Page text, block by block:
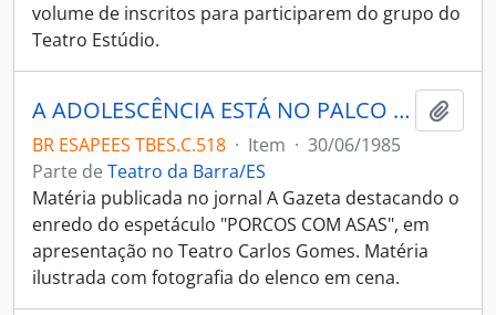
volume de inscritos para participarem do grupo do
Teatro Estúdio.
A ADOLESCÊNCIA ESTÁ NO PALCO A PROCURA DA LIBERDADE
BR ESAPEES TBES.C.518 · Item · 30/06/1985
Parte de Teatro da Barra/ES
Matéria publicada no jornal A Gazeta destacando o
enredo do espetáculo "PORCOS COM ASAS", em
apresentação no Teatro Carlos Gomes. Matéria
ilustrada com fotografia do elenco em cena.